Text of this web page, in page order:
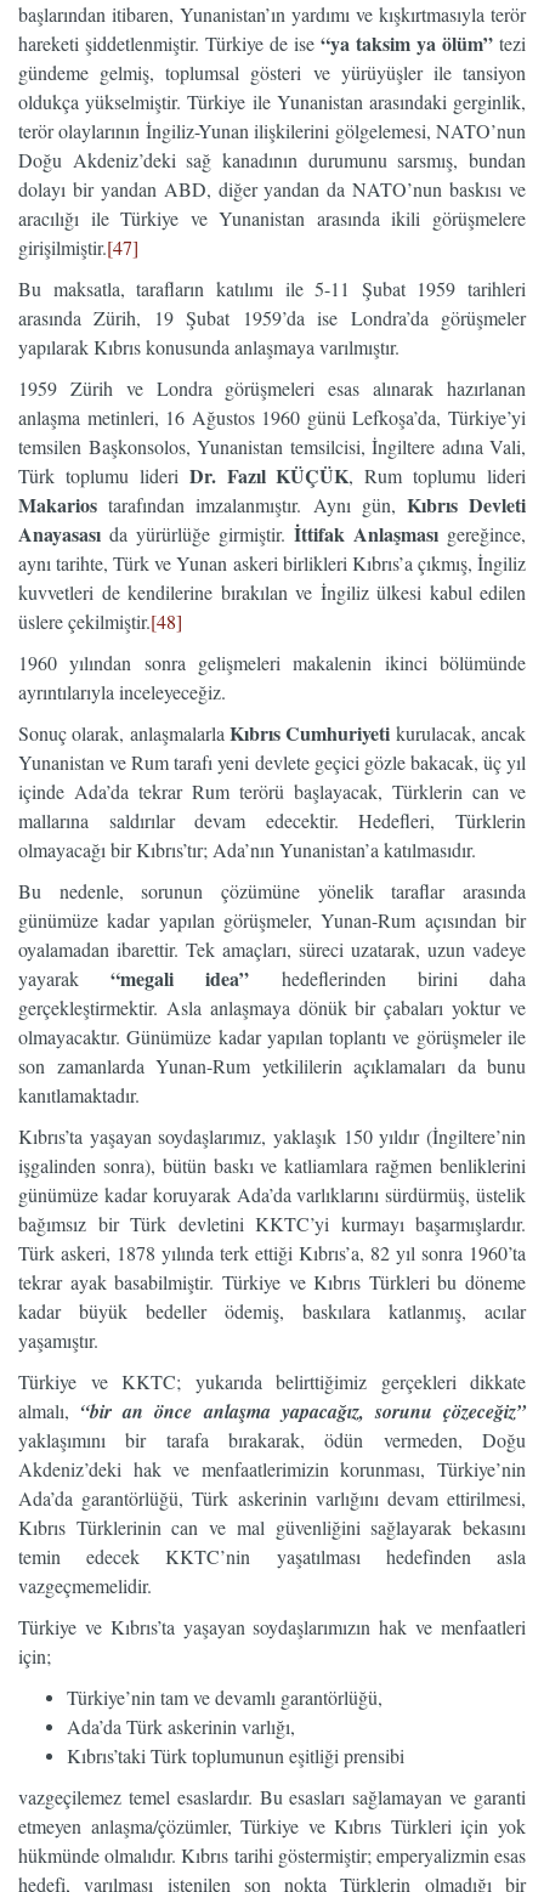
başlarından itibaren, Yunanistan’ın yardımı ve kışkırtmasıyla terör
hareketi şiddetlenmiştir. Türkiye de ise “ya taksim ya ölüm” tezi
gündeme gelmiş, toplumsal gösteri ve yürüyüşler ile tansiyon
oldukça yükselmiştir. Türkiye ile Yunanistan arasındaki gerginlik,
terör olaylarının İngiliz-Yunan ilişkilerini gölgelemesi, NATO’nun
Doğu Akdeniz’deki sağ kanadının durumunu sarsmış, bundan
dolayı bir yandan ABD, diğer yandan da NATO’nun baskısı ve
aracılığı ile Türkiye ve Yunanistan arasında ikili görüşmelere
girişilmiştir.[47]
Bu maksatla, tarafların katılımı ile 5-11 Şubat 1959 tarihleri
arasında Zürih, 19 Şubat 1959’da ise Londra’da görüşmeler
yapılarak Kıbrıs konusunda anlaşmaya varılmıştır.
1959 Zürih ve Londra görüşmeleri esas alınarak hazırlanan
anlaşma metinleri, 16 Ağustos 1960 günü Lefkoşa’da, Türkiye’yi
temsilen Başkonsolos, Yunanistan temsilcisi, İngiltere adına Vali,
Türk toplumu lideri Dr. Fazıl KÜÇÜK, Rum toplumu lideri
Makarios tarafından imzalanmıştır. Aynı gün, Kıbrıs Devleti
Anayasası da yürürlüğe girmiştir. İttifak Anlaşması gereğince,
aynı tarihte, Türk ve Yunan askeri birlikleri Kıbrıs’a çıkmış, İngiliz
kuvvetleri de kendilerine bırakılan ve İngiliz ülkesi kabul edilen
üslere çekilmiştir.[48]
1960 yılından sonra gelişmeleri makalenin ikinci bölümünde
ayrıntılarıyla inceleyeceğiz.
Sonuç olarak, anlaşmalarlaKıbrıs Cumhuriyeti kurulacak, ancak
Yunanistan ve Rum tarafı yeni devlete geçici gözle bakacak, üç yıl
içinde Ada’da tekrar Rum terörü başlayacak, Türklerin can ve
mallarına saldırılar devam edecektir. Hedefleri, Türklerin
olmayacağı bir Kıbrıs’tır; Ada’nın Yunanistan’a katılmasıdır.
Bu nedenle, sorunun çözümüne yönelik taraflar arasında
günümüze kadar yapılan görüşmeler, Yunan-Rum açısından bir
oyalamadan ibarettir. Tek amaçları, süreci uzatarak, uzun vadeye
yayarak“megali idea” hedeflerinden birini daha
gerçekleştirmektir. Asla anlaşmaya dönük bir çabaları yoktur ve
olmayacaktır. Günümüze kadar yapılan toplantı ve görüşmeler ile
son zamanlarda Yunan-Rum yetkililerin açıklamaları da bunu
kanıtlamaktadır.
Kıbrıs’ta yaşayan soydaşlarımız, yaklaşık 150 yıldır (İngiltere’nin
işgalinden sonra), bütün baskı ve katliamlara rağmen benliklerini
günümüze kadar koruyarak Ada’da varlıklarını sürdürmüş, üstelik
bağımsız bir Türk devletini KKTC’yi kurmayı başarmışlardır.
Türk askeri, 1878 yılında terk ettiği Kıbrıs’a, 82 yıl sonra 1960’ta
tekrar ayak basabilmiştir. Türkiye ve Kıbrıs Türkleri bu döneme
kadar büyük bedeller ödemiş, baskılara katlanmış, acılar
yaşamıştır.
Türkiye ve KKTC; yukarıda belirttiğimiz gerçekleri dikkate
almalı, “bir an önce anlaşma yapacağız, sorunu çözeceğiz”
yaklaşımını bir tarafa bırakarak, ödün vermeden, Doğu
Akdeniz’deki hak ve menfaatlerimizin korunması, Türkiye’nin
Ada’da garantörlüğü, Türk askerinin varlığını devam ettirilmesi,
Kıbrıs Türklerinin can ve mal güvenliğini sağlayarak bekasını
temin edecek KKTC’nin yaşatılması hedefinden asla
vazgeçmemelidir.
Türkiye ve Kıbrıs’ta yaşayan soydaşlarımızın hak ve menfaatleri
için;
Türkiye’nin tam ve devamlı garantörlüğü,
Ada’da Türk askerinin varlığı,
Kıbrıs’taki Türk toplumunun eşitliği prensibi
vazgeçilemez temel esaslardır. Bu esasları sağlamayan ve garanti
etmeyen anlaşma/çözümler, Türkiye ve Kıbrıs Türkleri için yok
hükmünde olmalıdır. Kıbrıs tarihi göstermiştir; emperyalizmin esas
hedefi, varılması istenilen son nokta Türklerin olmadığı bir